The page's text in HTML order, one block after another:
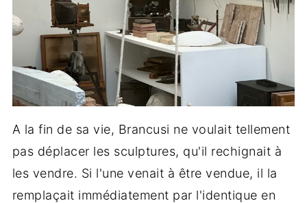
A la fin de sa vie, Brancusi ne voulait tellement
pas déplacer les sculptures, qu'il rechignait à
les vendre. Si l'une venait à être vendue, il la
remplaçait immédiatement par l'identique en